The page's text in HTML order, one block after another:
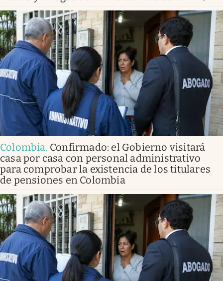
Colombia. Confirmado: el Gobierno visitará
casa por casa con personal administrativo
para comprobar la existencia de los titulares
de pensiones en Colombia